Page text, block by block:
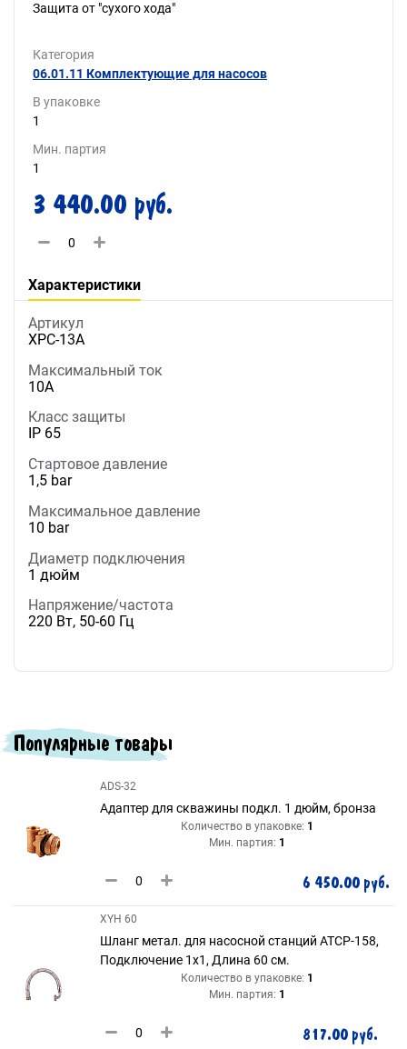
Защита от "сухого хода"
Категория
06.01.11 Комплектующие для насосов
В упаковке
1
Мин. партия
1
3 440.00 руб.
Характеристики
Артикул
XPC-13A
Максимальный ток
10А
Класс защиты
IP 65
Стартовое давление
1,5 bar
Максимальное давление
10 bar
Диаметр подключения
1 дюйм
Напряжение/частота
220 Вт, 50-60 Гц
Популярные товары
ADS-32
Адаптер для скважины подкл. 1 дюйм, бронза
Количество в упаковке: 1
Мин. партия: 1
6 450.00 руб.
XYH 60
Шланг метал. для насосной станций ATCP-158,
Подключение 1х1, Длина 60 см.
Количество в упаковке: 1
Мин. партия: 1
817.00 руб.